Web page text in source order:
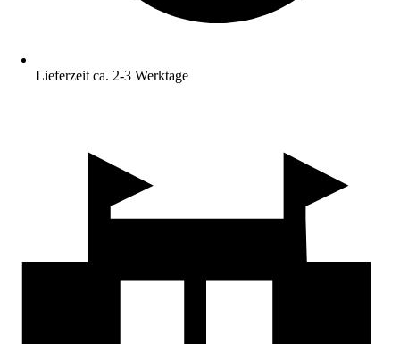
Lieferzeit ca. 2-3 Werktage